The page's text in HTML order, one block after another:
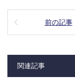
前の記事
関連記事